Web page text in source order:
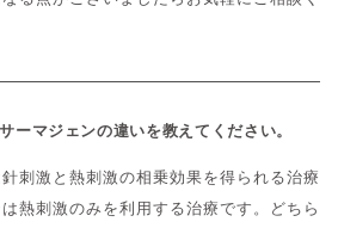
ーマジェンの違いを教えてください。
刺激と熱刺激の相乗効果を得られる治療
熱刺激のみを利用する治療です。どちら